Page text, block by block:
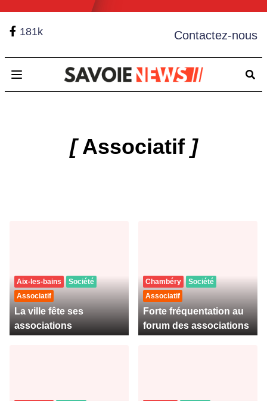
181k Contactez-nous
Open main menu
[Associatif ]
Aix-les-bains
Société
Associatif
La ville fête ses
associations
Chambéry
Société
Associatif
Forte fréquentation au
forum des associations